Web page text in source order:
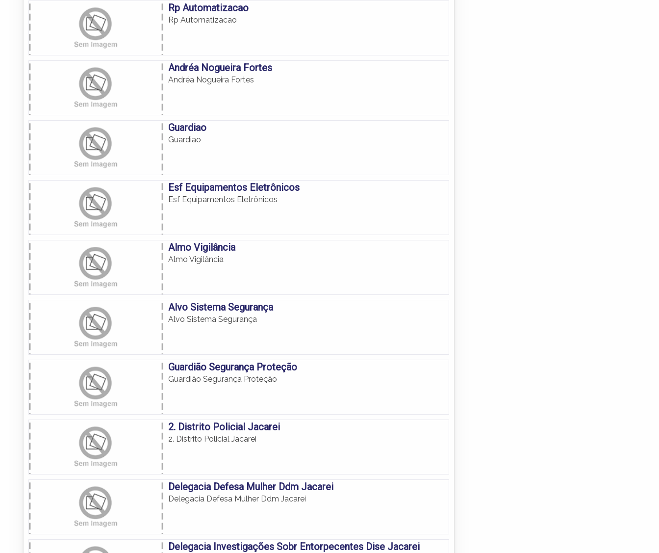
Rp Automatizacao
Rp Automatizacao
Andréa Nogueira Fortes
Andréa Nogueira Fortes
Guardiao
Guardiao
Esf Equipamentos Eletrônicos
Esf Equipamentos Eletrônicos
Almo Vigilância
Almo Vigilância
Alvo Sistema Segurança
Alvo Sistema Segurança
Guardião Segurança Proteção
Guardião Segurança Proteção
2. Distrito Policial Jacarei
2. Distrito Policial Jacarei
Delegacia Defesa Mulher Ddm Jacarei
Delegacia Defesa Mulher Ddm Jacarei
Delegacia Investigações Sobr Entorpecentes Dise Jacarei